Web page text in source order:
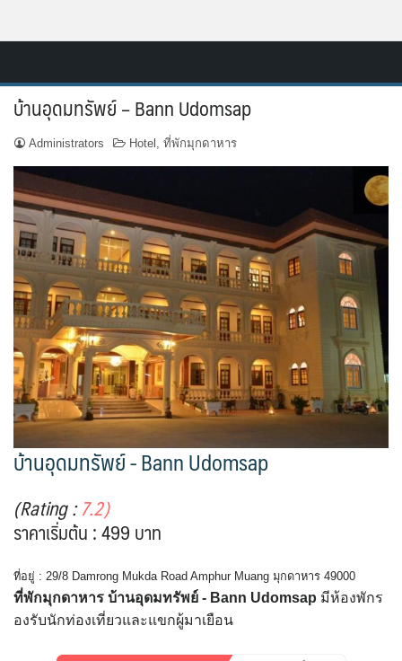
contentHome
ติดต่อ
ทำเว็บไซต์รีสอร์ท
เกี่ยวกับเรา
บ้านอุดมทรัพย์ – Bann Udomsap
Administrators Hotel , ที่พักมุกดาหาร
บ้านอุดมทรัพย์ - Bann Udomsap
(Rating :7.2)
ราคาเริ่มต้น : 499 บาท
ที่อยู่ : 29/8 Damrong Mukda Road Amphur Muang มุกดาหาร 49000
ที่พักมุกดาหาร บ้านอุดมทรัพย์ - Bann Udomsap มีห้องพักร
องรับนักท่องเที่ยวและแขกผู้มาเยือน